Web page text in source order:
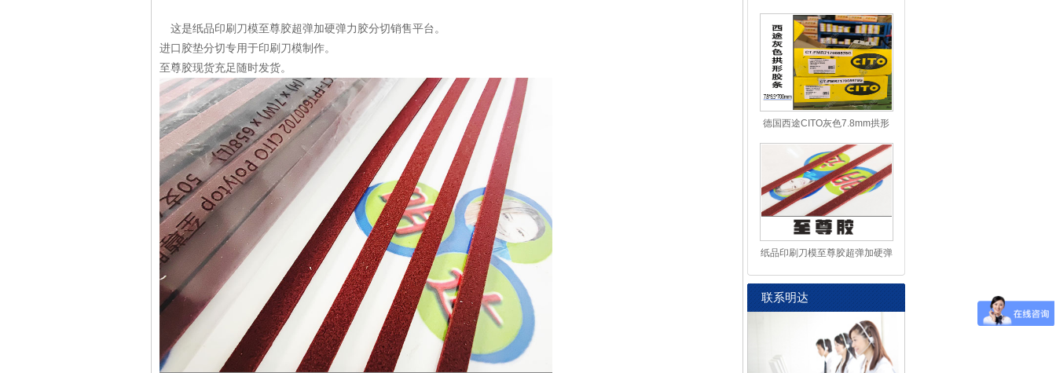
这是纸品印刷刀模至尊胶超弹加硬弹力胶分切销售平台。
进口胶垫分切专用于印刷刀模制作。
至尊胶现货充足随时发货。
德国西途CITO灰色7.8mm拱形
纸品印刷刀模至尊胶超弹加硬弹
联系明达